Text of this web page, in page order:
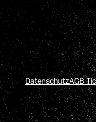
DatenschutzAGB